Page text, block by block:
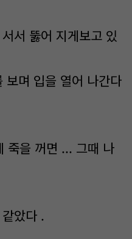
서 뚫어 지게보고 있
보며 입을 열어 나간다
죽을 꺼면 ... 그때 나
았다 .